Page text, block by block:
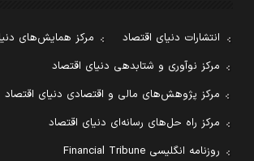
انتشارات دنیای اقتصاد
مرکز همایش‌های
مرکز نوآوری و شتابدهی دنیای اقتصاد
مرکز پژوهش‌های مالی و اقتصادی دنیای اقتصاد
مرکز راه حل‌های رسانه‌ای دنیای اقتصاد
روزنامه انگلیسی Financial Tribune